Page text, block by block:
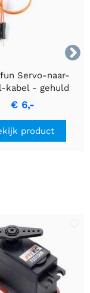

Servo-naar-
kabel - gehuld
€ 6,-
product